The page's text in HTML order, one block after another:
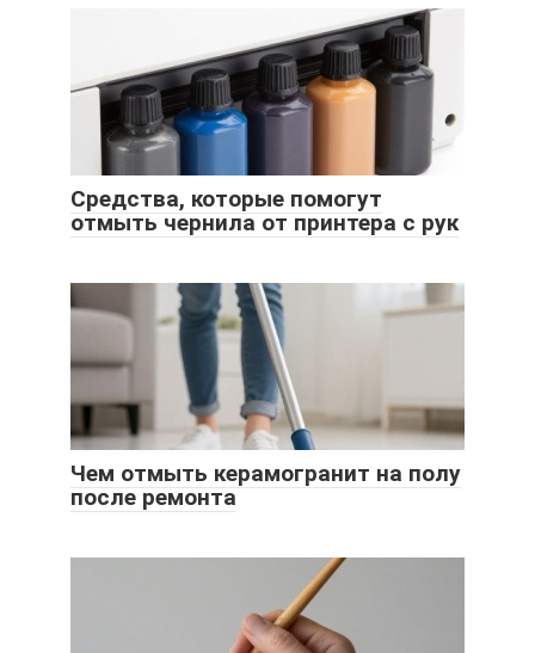
Средства, которые помогут
отмыть чернила от принтера с рук
Чем отмыть керамогранит на полу
после ремонта